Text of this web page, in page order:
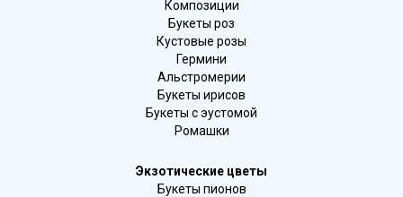
Композиции
Букеты роз
Кустовые розы
Гермини
Альстромерии
Букеты ирисов
Букеты с эустомой
Ромашки
Экзотические цветы
Букеты пионов